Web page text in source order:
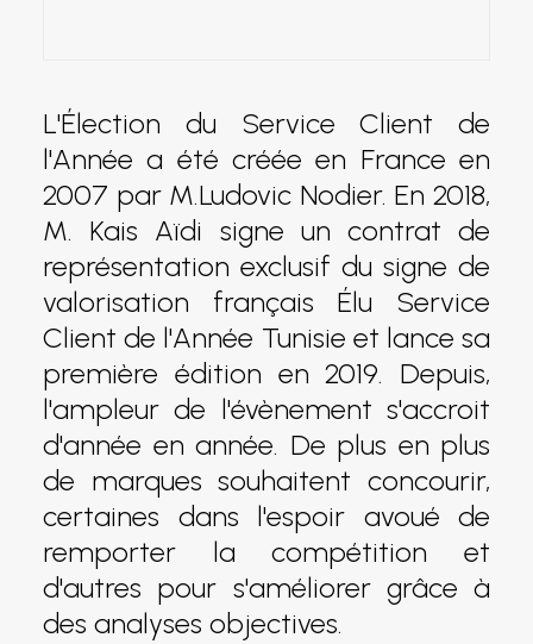
L'Élection du Service Client de
l'Année a été créée en France en
2007 par M.Ludovic Nodier. En 2018,
M. Kais Aïdi signe un contrat de
représentation exclusif du signe de
valorisation français Élu Service
Client de l'Année Tunisie et lance sa
première édition en 2019. Depuis,
l'ampleur de l'évènement s'accroit
d'année en année. De plus en plus
de marques souhaitent concourir,
certaines dans l'espoir avoué de
remporter la compétition et
d'autres pour s'améliorer grâce à
des analyses objectives.